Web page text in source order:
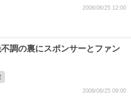
2008/06/25 12:00
調の裏にスポンサーとファン
2008/06/25 09:00